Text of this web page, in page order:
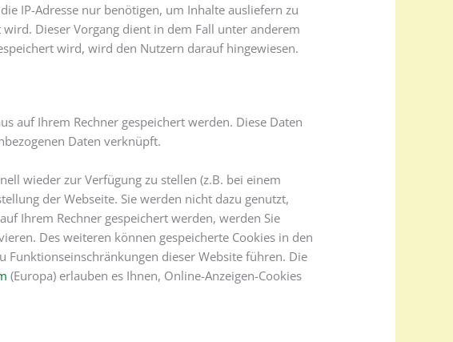
IP-Adresse nur benötigen, um Inhalte ausliefern zu
Dieser Vorgang dient in dem Fall unter anderem
wird, wird den Nutzern darauf hingewiesen.
auf Ihrem Rechner gespeichert werden. Diese Daten
Daten verknüpft.
wieder zur Verfügung zu stellen (z.B. bei einem
der Webseite. Sie werden nicht dazu genutzt,
Ihrem Rechner gespeichert werden, werden Sie
Des weiteren können gespeicherte Cookies in den
Funktionseinschränkungen dieser Website führen. Die
(Europa) erlauben es Ihnen, Online-Anzeigen-Cookies